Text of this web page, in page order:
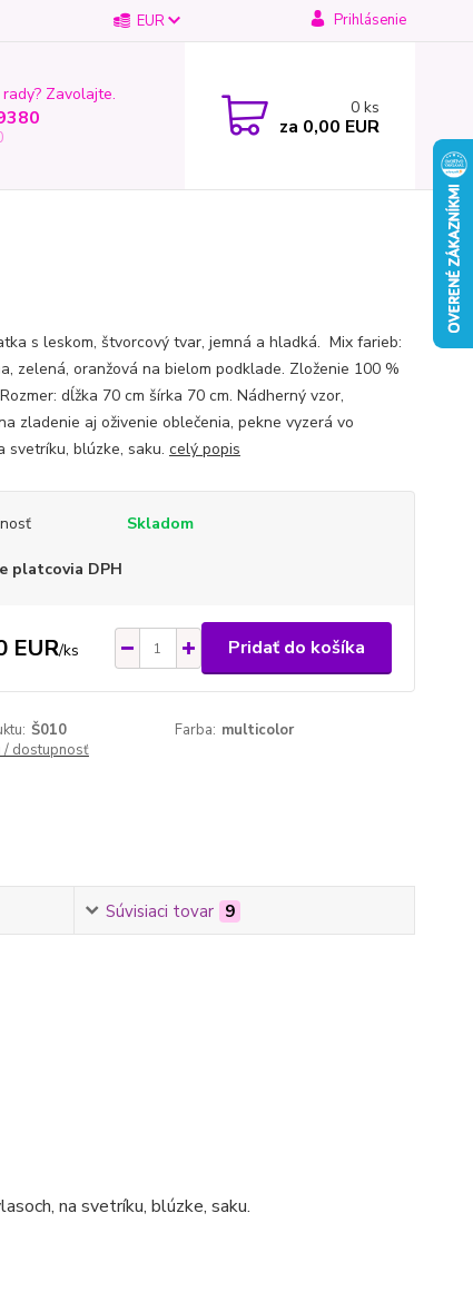
EUR Prihlásenie
Zavolajte.
0 ks
za 0,00 EUR
s leskom, štvorcový tvar, jemná a hladká. Mix farieb:
zelená, oranžová na bielom podklade. Zloženie 100 %
dĺžka 70 cm šírka 70 cm. Nádherný vzor,
zladenie aj oživenie oblečenia, pekne vyzerá vo
svetríku, blúzke, saku. celý popis
Skladom
platcovia DPH
EUR/ks Pridať do košíka
Š010 Farba: multicolor
/ dostupnosť
Súvisiaci tovar 9
na svetríku, blúzke, saku.